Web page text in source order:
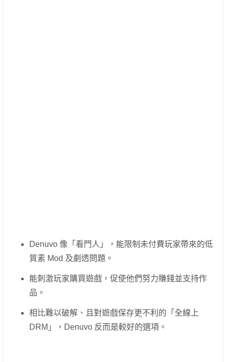
Denuvo 像「看門人」，能限制未付費玩家帶來的低
質素 Mod 及劇透問題。
能刺激玩家購買遊戲，促使他們努力賺錢並支持作
品。
相比難以破解、且對遊戲保存更不利的「全線上
DRM」，Denuvo 反而是較好的選項。